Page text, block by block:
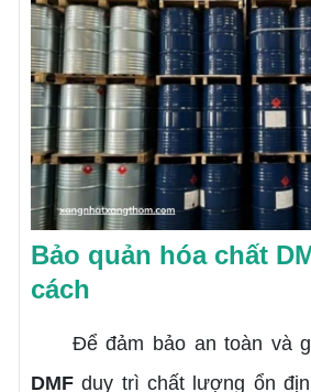
Bảo quản hóa chất
cách
Để đảm bảo an toàn và
DMFduy trì chất lượng ổn